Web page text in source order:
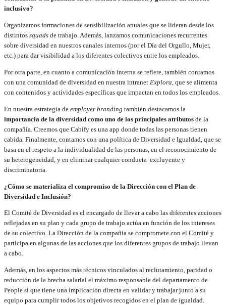
inclusivo?
Organizamos formaciones de sensibilización anuales que se lideran desde los
distintos squads de trabajo. Además, lanzamos comunicaciones recurrentes
sobre diversidad en nuestros canales internos (por el Día del Orgullo, Mujer,
etc.) para dar visibilidad a los diferentes colectivos entre los empleados.
Por otra parte, en cuanto a comunicación interna se refiere, también contamos
con una comunidad de diversidad en nuestra intranet Explora , que se alimenta
con contenidos y actividades específicas que impactan en todos los empleados.
En nuestra estrategia de employer branding también destacamos la
importancia de la diversidad como uno de los principales atributos de la
compañía. Creemos que Cabify es una app donde todas las personas tienen
cabida. Finalmente, contamos con una política de Diversidad e Igualdad, que se
basa en el respeto a la individualidad de las personas, en el reconocimiento de
su heterogeneidad, y en eliminar cualquier conducta excluyente y
discriminatoria.
¿Cómo se materializa el compromiso de la Dirección con el Plan de
Diversidad e Inclusión?
El Comité de Diversidad es el encargado de llevar a cabo las diferentes acciones
reflejadas en su plan y cada grupo de trabajo actúa en función de los intereses
de su colectivo. La Dirección de la compañía se compromete con el Comité y
participa en algunas de las acciones que los diferentes grupos de trabajo llevan
a cabo.
Además, en los aspectos más técnicos vinculados al reclutamiento, paridad o
reducción de la brecha salarial el máximo responsable del departamento de
People sí que tiene una implicación directa en validar y trabajar junto a su
equipo para cumplir todos los objetivos recogidos en el plan de igualdad.